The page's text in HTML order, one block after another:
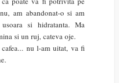
am abandonat-o si am
si hidratanta. Ma
si un ruj, cateva oje.
nu l-am uitat, va fi